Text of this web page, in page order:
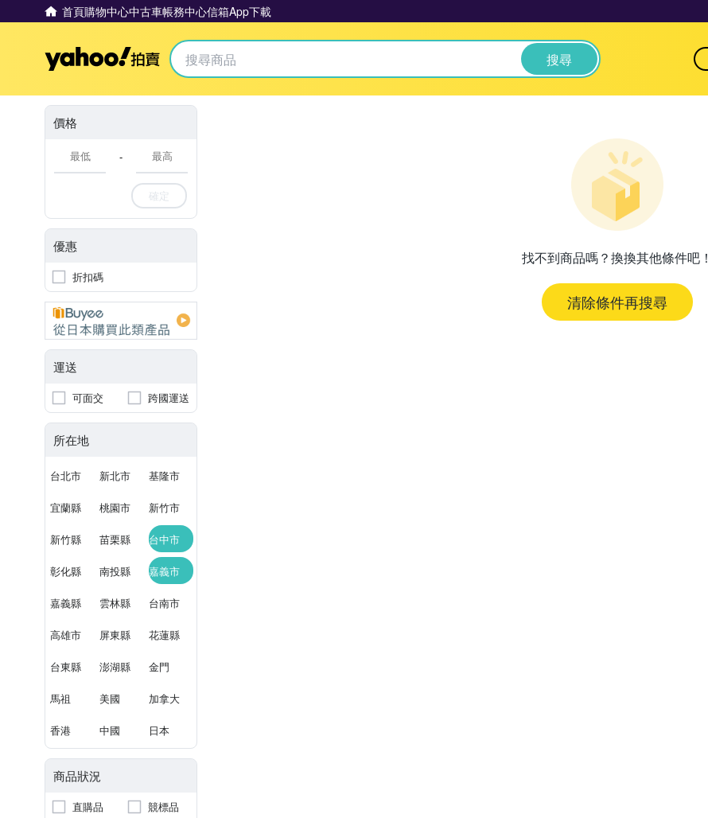
首頁購物中心中古車帳務中心信箱App下載
Yahoo拍賣 搜尋
價格
-
確定
優惠
折扣碼
運送
可面交 跨國運送
所在地
台北市 新北市 基隆市
宜蘭縣 桃園市 新竹市
新竹縣 苗栗縣 台中市
彰化縣 南投縣 嘉義市
嘉義縣 雲林縣 台南市
高雄市 屏東縣 花蓮縣
台東縣 澎湖縣 金門
馬祖 美國 加拿大
香港 中國 日本
商品狀況
直購品
競標品
找不到商品嗎？換換其他條件吧！
清除條件再搜尋